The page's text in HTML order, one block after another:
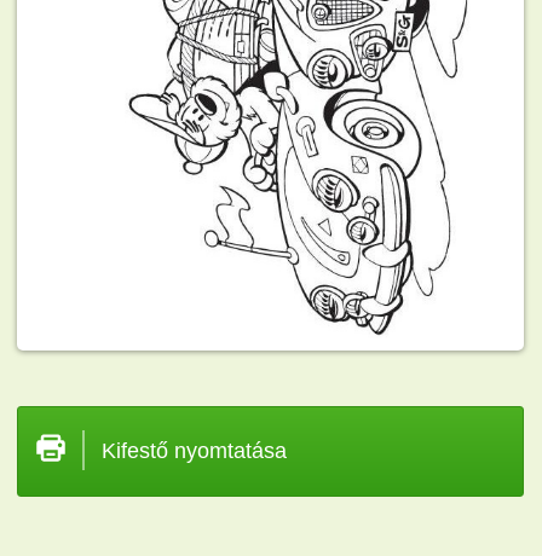
Kifestő nyomtatása